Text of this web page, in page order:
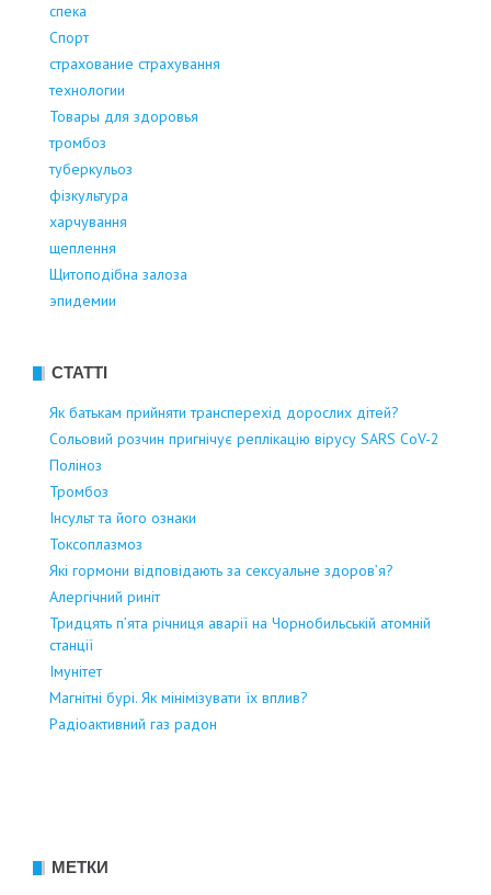
спека
Спорт
страхование страхування
технологии
Товары для здоровья
тромбоз
туберкульоз
фізкультура
харчування
щеплення
Щитоподібна залоза
эпидемии
СТАТТІ
Як батькам прийняти трансперехід дорослих дітей?
Сольовий розчин пригнічує реплікацію вірусу SARS CoV-2
Поліноз
Тромбоз
Інсульт та його ознаки
Токсоплазмоз
Які гормони відповідають за сексуальне здоров’я?
Алергічний риніт
Тридцять п’ята річниця аварії на Чорнобильській атомній
станції
Імунітет
Магнітні бурі. Як мінімізувати їх вплив?
Радіоактивний газ радон
МЕТКИ